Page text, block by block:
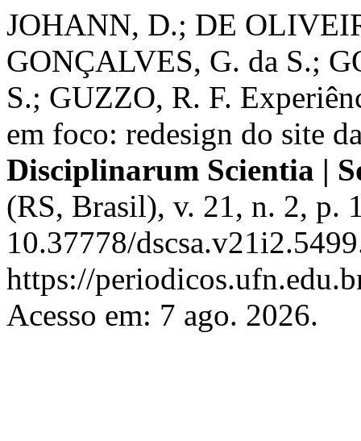
JOHANN, D.; DE
GONÇALVES, G. da S.;
S.; GUZZO, R. F.
em foco: redesign do site
Disciplinarum Scientia |
(RS, Brasil), v. 21, n. 2, p.
10.37778/
https://
Acesso em: 7 ago. 2026.